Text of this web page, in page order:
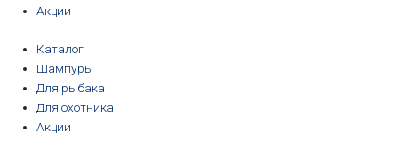
Акции
Каталог
Шампуры
Для рыбака
Для охотника
Акции